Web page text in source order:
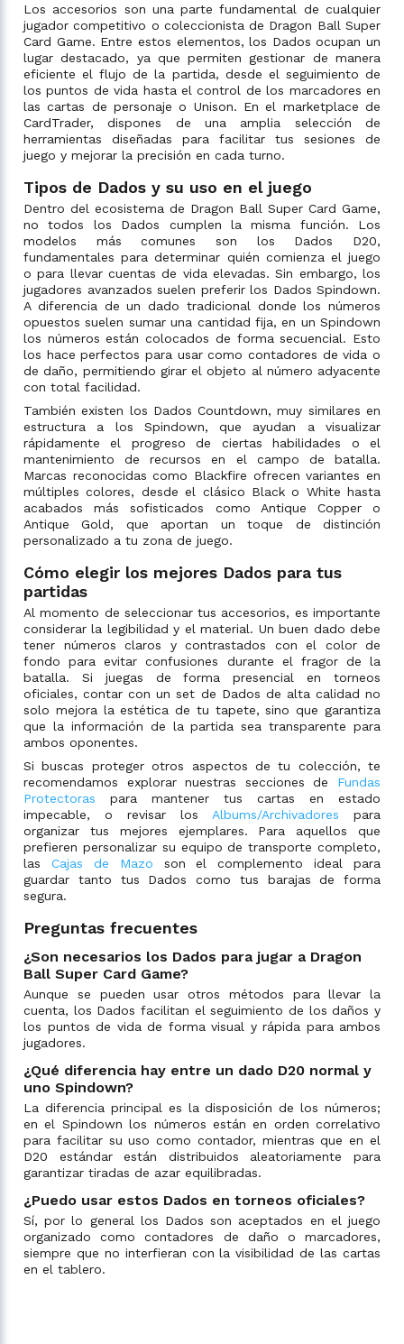
Los accesorios son una parte fundamental de cualquier
jugador competitivo o coleccionista de Dragon Ball Super
Card Game. Entre estos elementos, los Dados ocupan un
lugar destacado, ya que permiten gestionar de manera
eficiente el flujo de la partida, desde el seguimiento de
los puntos de vida hasta el control de los marcadores en
las cartas de personaje o Unison. En el marketplace de
CardTrader, dispones de una amplia selección de
herramientas diseñadas para facilitar tus sesiones de
juego y mejorar la precisión en cada turno.
Tipos de Dados y su uso en el juego
Dentro del ecosistema de Dragon Ball Super Card Game,
no todos los Dados cumplen la misma función. Los
modelos más comunes son los Dados D20,
fundamentales para determinar quién comienza el juego
o para llevar cuentas de vida elevadas. Sin embargo, los
jugadores avanzados suelen preferir los Dados Spindown.
A diferencia de un dado tradicional donde los números
opuestos suelen sumar una cantidad fija, en un Spindown
los números están colocados de forma secuencial. Esto
los hace perfectos para usar como contadores de vida o
de daño, permitiendo girar el objeto al número adyacente
con total facilidad.
También existen los Dados Countdown, muy similares en
estructura a los Spindown, que ayudan a visualizar
rápidamente el progreso de ciertas habilidades o el
mantenimiento de recursos en el campo de batalla.
Marcas reconocidas como Blackfire ofrecen variantes en
múltiples colores, desde el clásico Black o White hasta
acabados más sofisticados como Antique Copper o
Antique Gold, que aportan un toque de distinción
personalizado a tu zona de juego.
Cómo elegir los mejores Dados para tus
partidas
Al momento de seleccionar tus accesorios, es importante
considerar la legibilidad y el material. Un buen dado debe
tener números claros y contrastados con el color de
fondo para evitar confusiones durante el fragor de la
batalla. Si juegas de forma presencial en torneos
oficiales, contar con un set de Dados de alta calidad no
solo mejora la estética de tu tapete, sino que garantiza
que la información de la partida sea transparente para
ambos oponentes.
Si buscas proteger otros aspectos de tu colección, te
recomendamos explorar nuestras secciones de Fundas
Protectoras para mantener tus cartas en estado
impecable, o revisar los Albums/Archivadores para
organizar tus mejores ejemplares. Para aquellos que
prefieren personalizar su equipo de transporte completo,
las Cajas de Mazo son el complemento ideal para
guardar tanto tus Dados como tus barajas de forma
segura.
Preguntas frecuentes
¿Son necesarios los Dados para jugar a Dragon
Ball Super Card Game?
Aunque se pueden usar otros métodos para llevar la
cuenta, los Dados facilitan el seguimiento de los daños y
los puntos de vida de forma visual y rápida para ambos
jugadores.
¿Qué diferencia hay entre un dado D20 normal y
uno Spindown?
La diferencia principal es la disposición de los números;
en el Spindown los números están en orden correlativo
para facilitar su uso como contador, mientras que en el
D20 estándar están distribuidos aleatoriamente para
garantizar tiradas de azar equilibradas.
¿Puedo usar estos Dados en torneos oficiales?
Sí, por lo general los Dados son aceptados en el juego
organizado como contadores de daño o marcadores,
siempre que no interfieran con la visibilidad de las cartas
en el tablero.